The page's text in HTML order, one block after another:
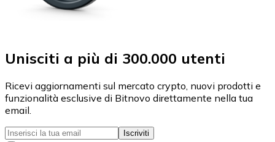
Unisciti a più di 300.000 utenti
Ricevi aggiornamenti sul mercato crypto, nuovi prodotti e
funzionalità esclusive di Bitnovo direttamente nella tua
email.
Iscriviti